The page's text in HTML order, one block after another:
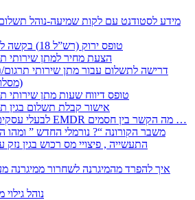
טופס ירוק (רש”ל 18) בקשה להוצאת רישיון נהיגה
2352 – הצעת מחיר למתן
2356 – טופס דיווח שעות מתן
2357 – אישור קבלת תשלום
– לבעלי עסקים ובעולם העבודה EMDR מה הקשר בין חסמים …
– משבר הקורונה “? נורמלי החדש ” ומהו ה 2021 איך תראה
נוהל